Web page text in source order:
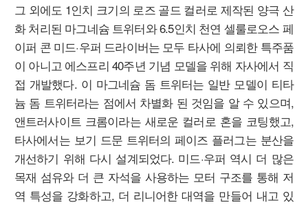
그 외에도 1인치 크기의 로즈 골드 컬러로 제작된 양극 산
화 처리된 마그네슘 트위터와 6.5인치 천연 셀룰로오스 페
이퍼 콘 미드·우퍼 드라이버는 모두 타사에 의뢰한 특주품
이 아니고 에스프리 40주년 기념 모델을 위해 자사에서 직
접 개발했다. 이 마그네슘 돔 트위터는 일반 모델이 티타
늄 돔 트위터라는 점에서 차별화 된 것임을 알 수 있으며,
앤트러사이트 크롬이라는 새로운 컬러로 혼을 코팅했고,
타사에서는 보기 드문 트위터의 페이즈 플러그는 분산을
개선하기 위해 다시 설계되었다. 미드·우퍼 역시 더 많은
목재 섬유와 더 큰 자석을 사용하는 모터 구조를 통해 저
역 특성을 강화하고, 더 리니어한 대역을 만들어 내고 있